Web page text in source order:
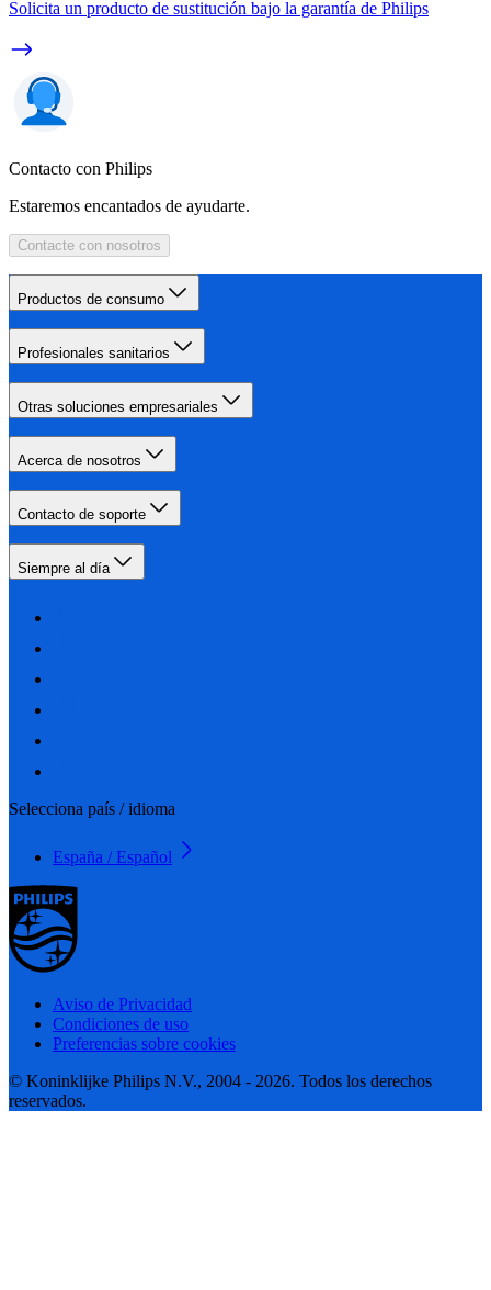
Solicita un producto de sustitución bajo la garantía de Philips
Contacto con Philips
Estaremos encantados de ayudarte.
Contacte con nosotros
Productos de consumo
Profesionales sanitarios
Otras soluciones empresariales
Acerca de nosotros
Contacto de soporte
Siempre al día
Selecciona país / idioma
España / Español
Aviso de Privacidad
Condiciones de uso
Preferencias sobre cookies
© Koninklijke Philips N.V., 2004 - 2026. Todos los derechos
reservados.